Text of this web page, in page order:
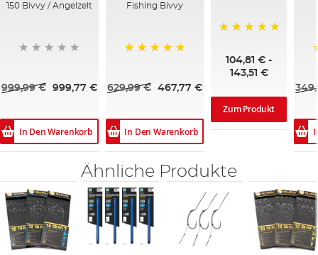
150 Bivvy / Angelzelt
999,99 € 999,77 €
In Den Warenkorb
Fishing Bivvy
629,99 € 467,77 €
In Den Warenkorb
104,81 € -
143,51 €
Zum Produkt
Ähnliche Produkte